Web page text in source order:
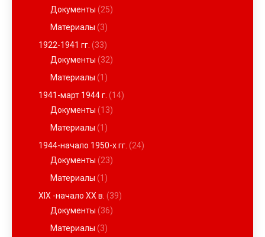
Документы (25)
Материалы (3)
1922-1941 гг. (33)
Документы (32)
Материалы (1)
1941-март 1944 г. (14)
Документы (13)
Материалы (1)
1944-начало 1950-х гг. (24)
Документы (23)
Материалы (1)
XIX -начало ХХ в. (39)
Документы (36)
Материалы (3)